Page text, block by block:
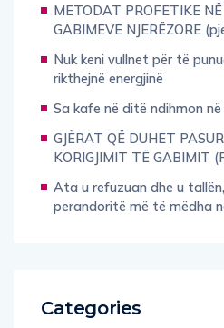
METODAT PROFETIKE
GABIMEVE NJERËZORE
Nuk keni vullnet për të
rikthejnë energjinë
Sa kafe në ditë ndihmon
GJËRAT QË DUHET
KORIGJIMIT TË GABIMIT
Ata u refuzuan dhe u
perandoritë më të mëdha
Categories